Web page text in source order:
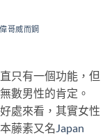
偉哥威而鋼
只有一個功能，但
數男性的肯定。
處來看，其實女性
藤素又名 Japan